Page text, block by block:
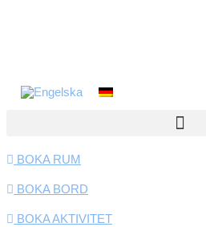
BOKA RUM
BOKA BORD
BOKA AKTIVITET